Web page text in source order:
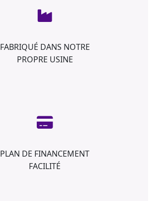
FABRIQUÉ DANS NOTRE
PROPRE USINE
PLAN DE FINANCEMENT
FACILITÉ